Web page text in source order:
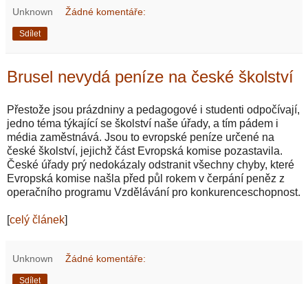
Unknown Žádné komentáře:
Sdílet
Brusel nevydá peníze na české školství
Přestože jsou prázdniny a pedagogové i studenti odpočívají,
jedno téma týkající se školství naše úřady, a tím pádem i
média zaměstnává. Jsou to evropské peníze určené na
české školství, jejichž část Evropská komise pozastavila.
České úřady prý nedokázaly odstranit všechny chyby, které
Evropská komise našla před půl rokem v čerpání peněz z
operačního programu Vzdělávání pro konkurenceschopnost.
[celý článek]
Unknown Žádné komentáře:
Sdílet